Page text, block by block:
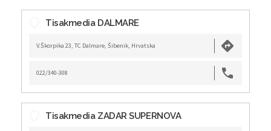
Tisakmedia DALMARE
V.Škorpika 23, TC Dalmare, Šibenik, Hrvatska
022/340-308
Tisakmedia ZADAR SUPERNOVA